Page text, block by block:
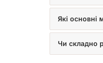
Які основні
Чи складно